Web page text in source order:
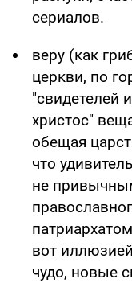
сериалов.
веру (как
церкви, по
"свидетелей
христос"
обещая
что
не
вот
чудо, новые